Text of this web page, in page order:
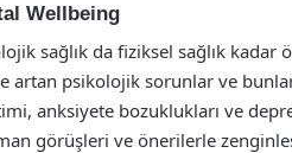
Wellbeing
sağlık da fiziksel sağlık
artan psikolojik sorunlar ve
anksiyete bozuklukları ve
görüşleri ve önerilerle